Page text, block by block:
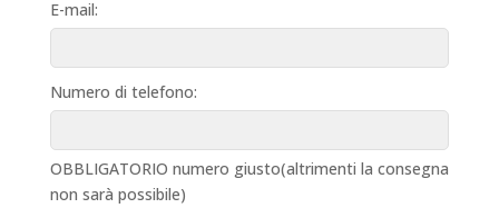
E-mail:
Numero di telefono:
OBBLIGATORIO numero giusto(altrimenti la consegna
non sarà possibile)